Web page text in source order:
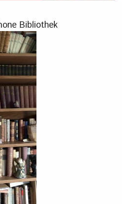
Bibliothek